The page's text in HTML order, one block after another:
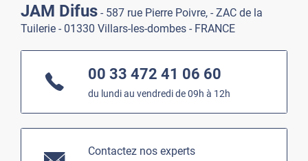
JAM Difus - 587 rue Pierre Poivre, - ZAC de la
Tuilerie - 01330 Villars-les-dombes - FRANCE
00 33 472 41 06 60
du lundi au vendredi de 09h à 12h
Contactez nos experts